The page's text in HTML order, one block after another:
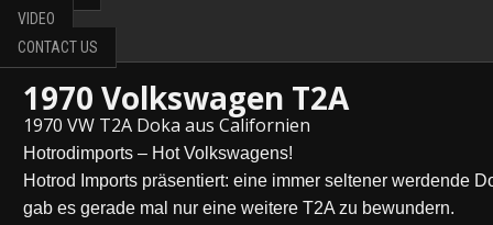
VIDEO
CONTACT US
1970 Volkswagen T2A
1970 VW T2A Doka aus Californien
Hotrodimports – Hot Volkswagens!
Hotrod Imports präsentiert: eine immer seltener werdende
gab es gerade mal nur eine weitere T2A zu bewundern.